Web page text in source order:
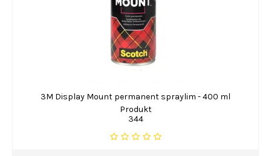
3M Display Mount permanent spraylim - 400 ml
Produkt
344